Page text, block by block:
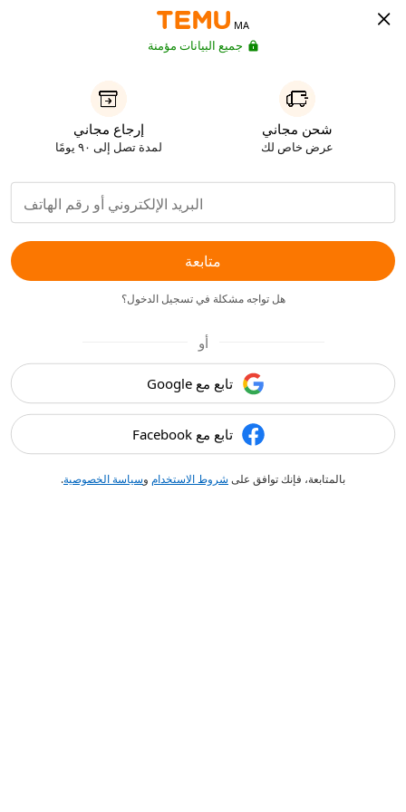
MA
جميع البيانات مؤمنة
شحن مجاني
عرض خاص لك
إرجاع مجاني
لمدة تصل إلى ٩٠ يومًا
متابعة
هل تواجه مشكلة في تسجيل الدخول؟
أو
تابع مع Google
تابع مع Facebook
بالمتابعة، فإنك توافق على شروط الاستخدام وسياسة الخصوصية.